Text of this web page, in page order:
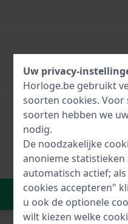
In
Uw privacy-
Horloge.be gebruikt
soorten cookies. Voor
soorten hebben we
nodig.
De noodzakelijke
anonieme statistieken
automatisch actief;
cookies accepteren"
u ook de optionele
wilt kiezen welke